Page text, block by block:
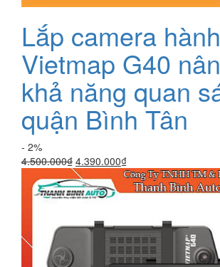
Lắp camera
Vietmap G40
khả năng quan
quận Bình Tân
- 2%
4.500.000₫ Giá
gốc
là:
4.500.000₫.
4.390.000₫Giá
hiện
tại
4.390.000₫.